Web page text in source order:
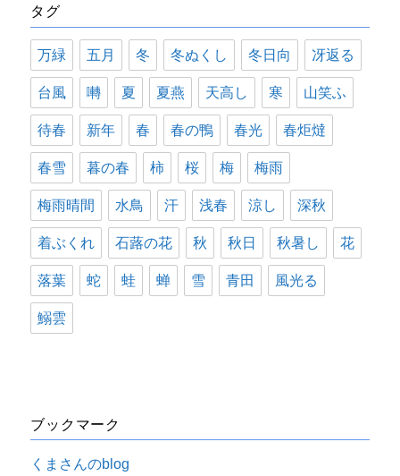
ー
タグ
万緑 五月 冬 冬ぬくし 冬日向 冴返る
台風 囀 夏 夏燕 天高し 寒 山笑ふ
待春 新年 春 春の鴨 春光 春炬燵
春雪 暮の春 柿 桜 梅 梅雨
梅雨晴間 水鳥 汗 浅春 涼し 深秋
着ぶくれ 石蕗の花 秋 秋日 秋暑し 花
落葉 蛇 蛙 蝉 雪 青田 風光る
鰯雲
ブックマーク
くまさんのblog